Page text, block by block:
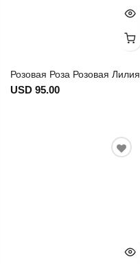
Розовая Роза Розовая Лилия
USD 95.00